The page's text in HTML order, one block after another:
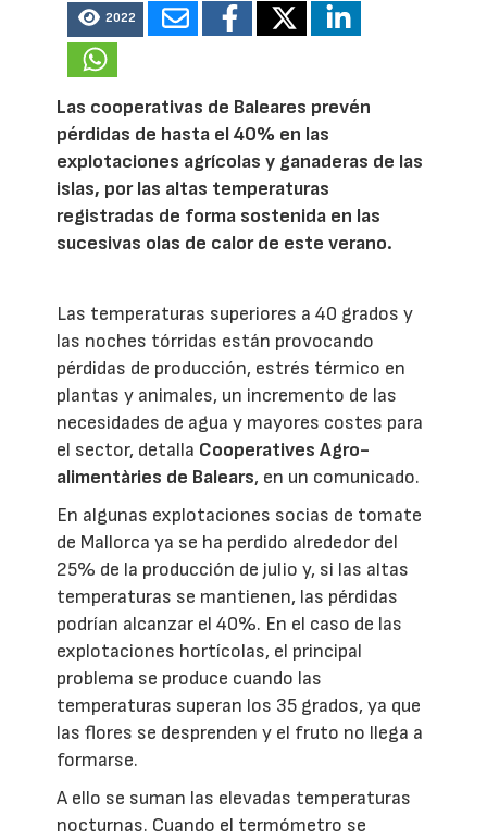
2022
Las cooperativas de Baleares prevén
pérdidas de hasta el 40% en las
explotaciones agrícolas y ganaderas de las
islas, por las altas temperaturas
registradas de forma sostenida en las
sucesivas olas de calor de este verano.
Las temperaturas superiores a 40 grados y
las noches tórridas están provocando
pérdidas de producción, estrés térmico en
plantas y animales, un incremento de las
necesidades de agua y mayores costes para
el sector, detalla Cooperatives Agro-
alimentàries de Balears, en un comunicado.
En algunas explotaciones socias de tomate
de Mallorca ya se ha perdido alrededor del
25% de la producción de julio y, si las altas
temperaturas se mantienen, las pérdidas
podrían alcanzar el 40%. En el caso de las
explotaciones hortícolas, el principal
problema se produce cuando las
temperaturas superan los 35 grados, ya que
las flores se desprenden y el fruto no llega a
formarse.
A ello se suman las elevadas temperaturas
nocturnas. Cuando el termómetro se